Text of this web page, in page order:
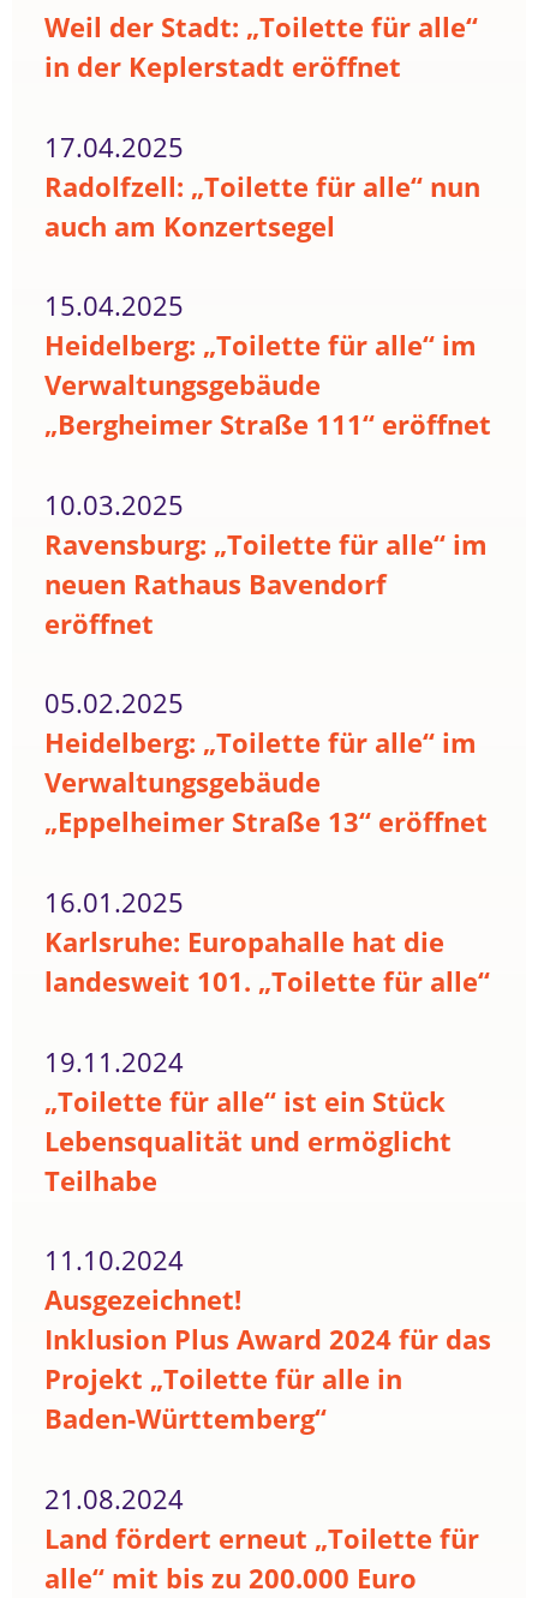
Weil der Stadt: „Toilette für alle“
in der Keplerstadt eröffnet
17.04.2025
Radolfzell: „Toilette für alle“ nun
auch am Konzertsegel
15.04.2025
Heidelberg: „Toilette für alle“ im
Verwaltungsgebäude
„Bergheimer Straße 111“ eröffnet
10.03.2025
Ravensburg: „Toilette für alle“ im
neuen Rathaus Bavendorf
eröffnet
05.02.2025
Heidelberg: „Toilette für alle“ im
Verwaltungsgebäude
„Eppelheimer Straße 13“ eröffnet
16.01.2025
Karlsruhe: Europahalle hat die
landesweit 101. „Toilette für alle“
19.11.2024
„Toilette für alle“ ist ein Stück
Lebensqualität und ermöglicht
Teilhabe
11.10.2024
Ausgezeichnet!
Inklusion Plus Award 2024 für das
Projekt „Toilette für alle in
Baden-Württemberg“
21.08.2024
Land fördert erneut „Toilette für
alle“ mit bis zu 200.000 Euro